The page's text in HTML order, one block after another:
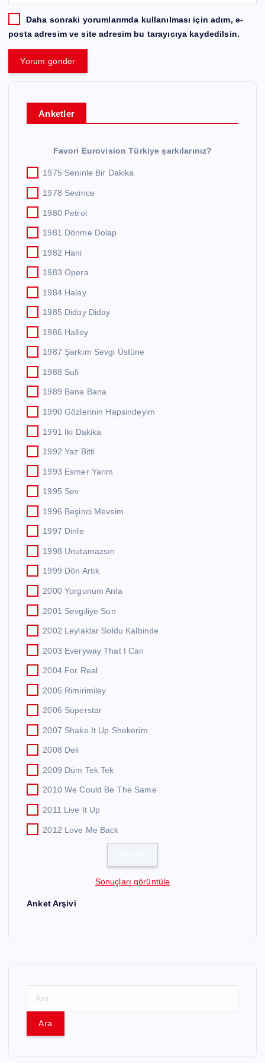
Daha sonraki yorumlarımda kullanılması için adım, e-
posta adresim ve site adresim bu tarayıcıya kaydedilsin.
Anketler
Favori Eurovision Türkiye şarkılarınız?
1975 Seninle Bir Dakika
1978 Sevince
1980 Petrol
1981 Dönme Dolap
1982 Hani
1983 Opera
1984 Halay
1985 Diday Diday
1986 Halley
1987 Şarkım Sevgi Üstüne
1988 Sufi
1989 Bana Bana
1990 Gözlerinin Hapsindeyim
1991 İki Dakika
1992 Yaz Bitti
1993 Esmer Yarim
1995 Sev
1996 Beşinci Mevsim
1997 Dinle
1998 Unutamazsın
1999 Dön Artık
2000 Yorgunum Anla
2001 Sevgiliye Son
2002 Leylaklar Soldu Kalbinde
2003 Everyway That I Can
2004 For Real
2005 Rimirimiley
2006 Süperstar
2007 Shake It Up Shekerim
2008 Deli
2009 Düm Tek Tek
2010 We Could Be The Same
2011 Live It Up
2012 Love Me Back
Sonuçları görüntüle
Anket Arşivi